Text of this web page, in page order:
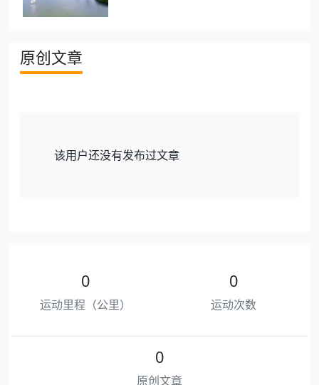
原创文章
该用户还没有发布过文章
0
运动里程（公里）
0
运动次数
0
原创文章